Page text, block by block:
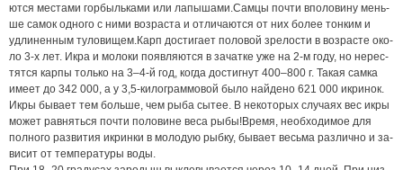
ют­ся мес­та­ми гор­быль­ка­ми или ла­пы­ша­ми.Сам­цы поч­ти впо­ло­ви­ну мень­
ше са­мок од­но­го с ни­ми воз­рас­та и от­ли­ча­ют­ся от них бо­лее тон­ким и
удли­нен­ным ту­ло­ви­щем.Карп дос­ти­га­ет по­ло­вой зре­лос­ти в воз­рас­те око­
ло 3-х лет. Икра и мо­ло­ки по­яв­ля­ют­ся в за­чат­ке уже на 2-м го­ду, но не­рес­
тят­ся кар­пы толь­ко на 3–4-й год, ког­да дос­тиг­нут 400–800 г. Та­кая сам­ка
име­ет до 342 000, а у 3,5-ки­ло­грам­мо­вой бы­ло най­де­но 621 000 ик­ри­нок.
Икры бы­ва­ет тем боль­ше, чем ры­ба сы­тее. В не­ко­то­рых слу­ча­ях вес ик­ры
мо­жет рав­нять­ся поч­ти по­ло­ви­не ве­са ры­бы!Вре­мя, не­об­хо­ди­мое для
пол­но­го раз­ви­тия ик­рин­ки в мо­ло­дую рыб­ку, бы­ва­ет весь­ма раз­лич­но и за­
ви­сит от тем­пе­ра­ту­ры во­ды.